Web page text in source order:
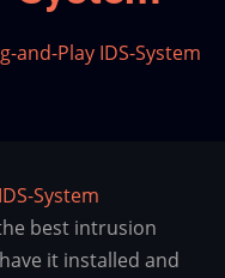
and-Play IDS-System
System
best intrusion
it installed and